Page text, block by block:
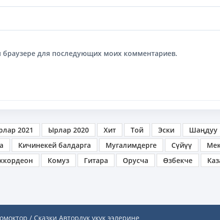
браузере для последующих моих комментариев.
2021 Ырлар 2020 Хит Той Эски
Шаңдуу
Кичинекей балдарга Мугалимдерге Сүйүү
Комуз Гитара Орусча Өзбекче
/ Сказки Автордук укук ээлерине